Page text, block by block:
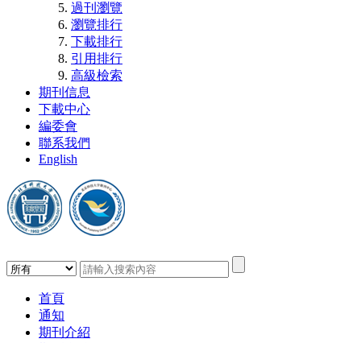
過刊瀏覽
瀏覽排行
下載排行
引用排行
高級檢索
期刊信息
下載中心
編委會
聯系我們
English
首頁
通知
期刊介紹